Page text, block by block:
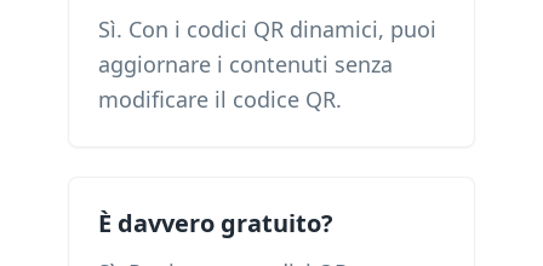
Sì. Con i codici QR dinamici, puoi
aggiornare i contenuti senza
modificare il codice QR.
È davvero gratuito?